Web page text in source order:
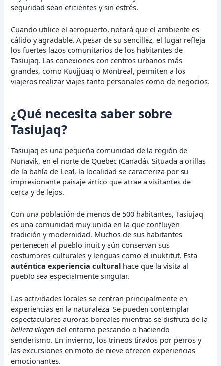
seguridad sean eficientes y sin estrés.
Cuando utilice el aeropuerto, notará que el ambiente es
cálido y agradable. A pesar de su sencillez, el lugar refleja
los fuertes lazos comunitarios de los habitantes de
Tasiujaq. Las conexiones con centros urbanos más
grandes, como Kuujjuaq o Montreal, permiten a los
viajeros realizar viajes tanto personales como de negocios.
¿Qué necesita saber sobre
Tasiujaq?
Tasiujaq es una pequeña comunidad de la región de
Nunavik, en el norte de Quebec (Canadá). Situada a orillas
de la bahía de Leaf, la localidad se caracteriza por su
impresionante paisaje ártico que atrae a visitantes de
cerca y de lejos.
Con una población de menos de 500 habitantes, Tasiujaq
es una comunidad muy unida en la que confluyen
tradición y modernidad. Muchos de sus habitantes
pertenecen al pueblo inuit y aún conservan sus
costumbres culturales y lenguas como el inuktitut. Esta
auténtica experiencia cultural hace que la visita al
pueblo sea especialmente singular.
Las actividades locales se centran principalmente en
experiencias en la naturaleza. Se pueden contemplar
espectaculares auroras boreales mientras se disfruta de la
belleza virgen del entorno pescando o haciendo
senderismo. En invierno, los trineos tirados por perros y
las excursiones en moto de nieve ofrecen experiencias
emocionantes.